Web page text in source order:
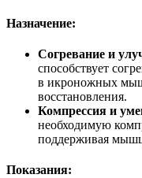
Назначение:
Согревание и
способствует
в икроножных
восстановления.
Компрессия и
необходимую
поддерживая
Показания: